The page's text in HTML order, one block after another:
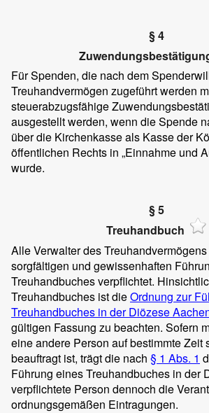
§ 4
Für Spenden, die nach dem
Treuhandvermögen zugeführt werden
steuerabzugsfähige
ausgestellt werden, wenn die Spende
über die Kirchenkasse als Kasse der
öffentlichen Rechts in „Einnahme und
wurde.
§ 5
Treuhandbuch
Alle Verwalter des
sorgfältigen und gewissenhaften
Treuhandbuches verpflichtet.
Treuhandbuches ist dieOrdnung zur
Treuhandbuches in der Diözese
gültigen Fassung zu beachten. Sofern
eine andere Person auf bestimmte Zeit
beauftragt ist, trägt die nach § 1 Abs. 1
Führung eines Treuhandbuches in der
verpflichtete Person dennoch die
ordnungsgemäßen Eintragungen.